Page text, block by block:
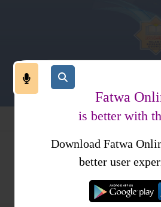
نظام
کتب فتاوی
احکام و مسائل، خواتین کا انسائیکلو پیڈیا
Fatwa
is better with
Download Fatwa
better user